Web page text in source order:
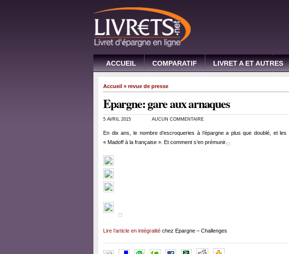
ACCUEIL COMPARATIF LIVRET A ET AUTRES
Accueil » revue de presse
Epargne: gare aux arnaques
5 AVRIL 2015 AUCUN COMMENTAIRE
En dix ans, le nombre d’escroqueries à l’épargne a plus que doublé, et
« Madoff à la française ». Et comment s’en prémunir.
Lire l’article en intégralité chez Epargne – Challenges